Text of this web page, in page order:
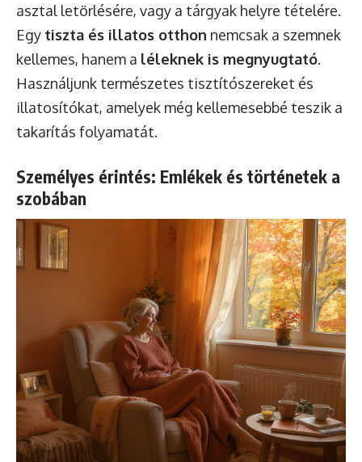
asztal letörlésére, vagy a tárgyak helyre tételére.
Egy tiszta és illatos otthon nemcsak a szemnek
kellemes, hanem a léleknek is megnyugtató.
Használjunk természetes tisztítószereket és
illatosítókat, amelyek még kellemesebbé teszik a
takarítás folyamatát.
Személyes érintés: Emlékek és történetek a
szobában